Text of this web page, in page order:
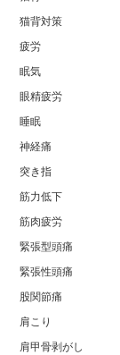
猫背対策
疲労
眠気
眼精疲労
睡眠
神経痛
突き指
筋力低下
筋肉疲労
緊張型頭痛
緊張性頭痛
股関節痛
肩こり
肩甲骨剥がし